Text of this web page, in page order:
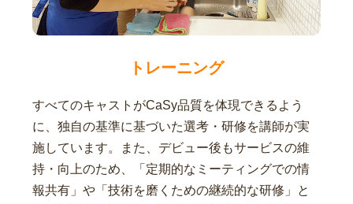
トレーニング
すべてのキャストがCaSy品質を体現できるよう
に、独自の基準に基づいた選考・研修を講師が実
施しています。また、デビュー後もサービスの維
持・向上のため、「定期的なミーティングでの情
報共有」や「技術を磨くための継続的な研修」と